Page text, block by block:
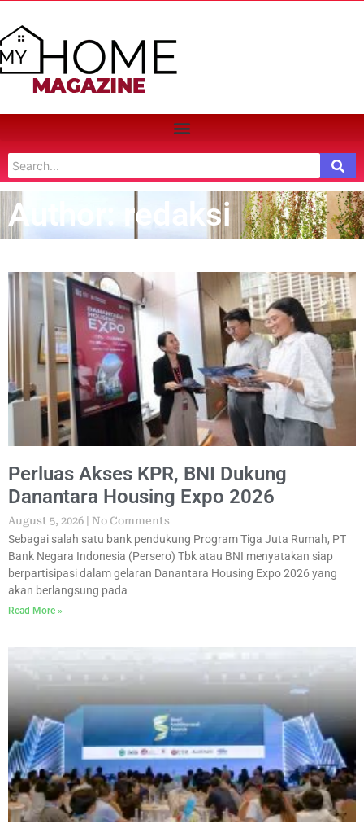
Author: redaksi
Perluas Akses KPR, BNI Dukung
Danantara Housing Expo 2026
August 5, 2026 No Comments
Sebagai salah satu bank pendukung Program Tiga Juta Rumah, PT
Bank Negara Indonesia (Persero) Tbk atau BNI menyatakan siap
berpartisipasi dalam gelaran Danantara Housing Expo 2026 yang
akan berlangsung pada
Read More »